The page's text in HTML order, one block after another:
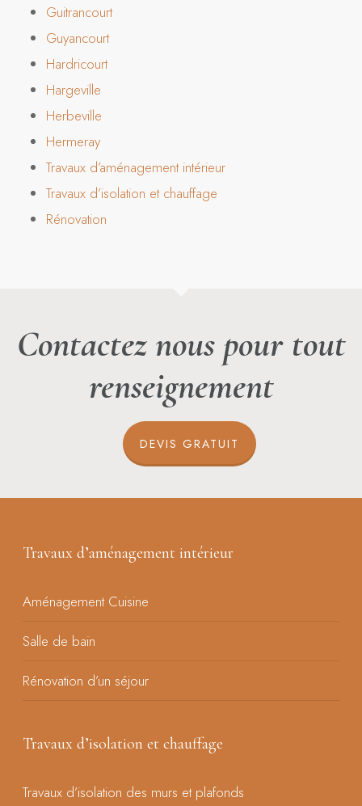
Guitrancourt
Guyancourt
Hardricourt
Hargeville
Herbeville
Hermeray
Travaux d’aménagement intérieur
Travaux d’isolation et chauffage
Rénovation
Contactez nous pour tout
renseignement
DEVIS GRATUIT
Travaux d’aménagement intérieur
Aménagement Cuisine
Salle de bain
Rénovation d’un séjour
Travaux d’isolation et chauffage
Travaux d’isolation des murs et plafonds